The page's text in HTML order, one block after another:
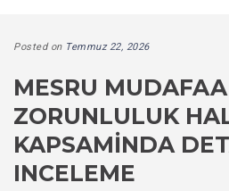
Posted on Temmuz 22, 2026
MESRU
ZORUNLULUK
KAPSAMINDA
INCELEME